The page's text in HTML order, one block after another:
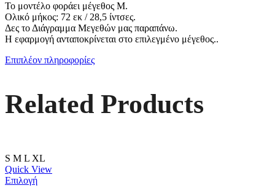
Το μοντέλο φοράει μέγεθος M.
Ολικό μήκος: 72 εκ / 28,5 ίντσες.
Δες το Διάγραμμα Μεγεθών μας παραπάνω.
Η εφαρμογή ανταποκρίνεται στο επιλεγμένο μέγεθος..
Επιπλέον πληροφορίες
Related Products
S M L XL
Quick View
Επιλογή